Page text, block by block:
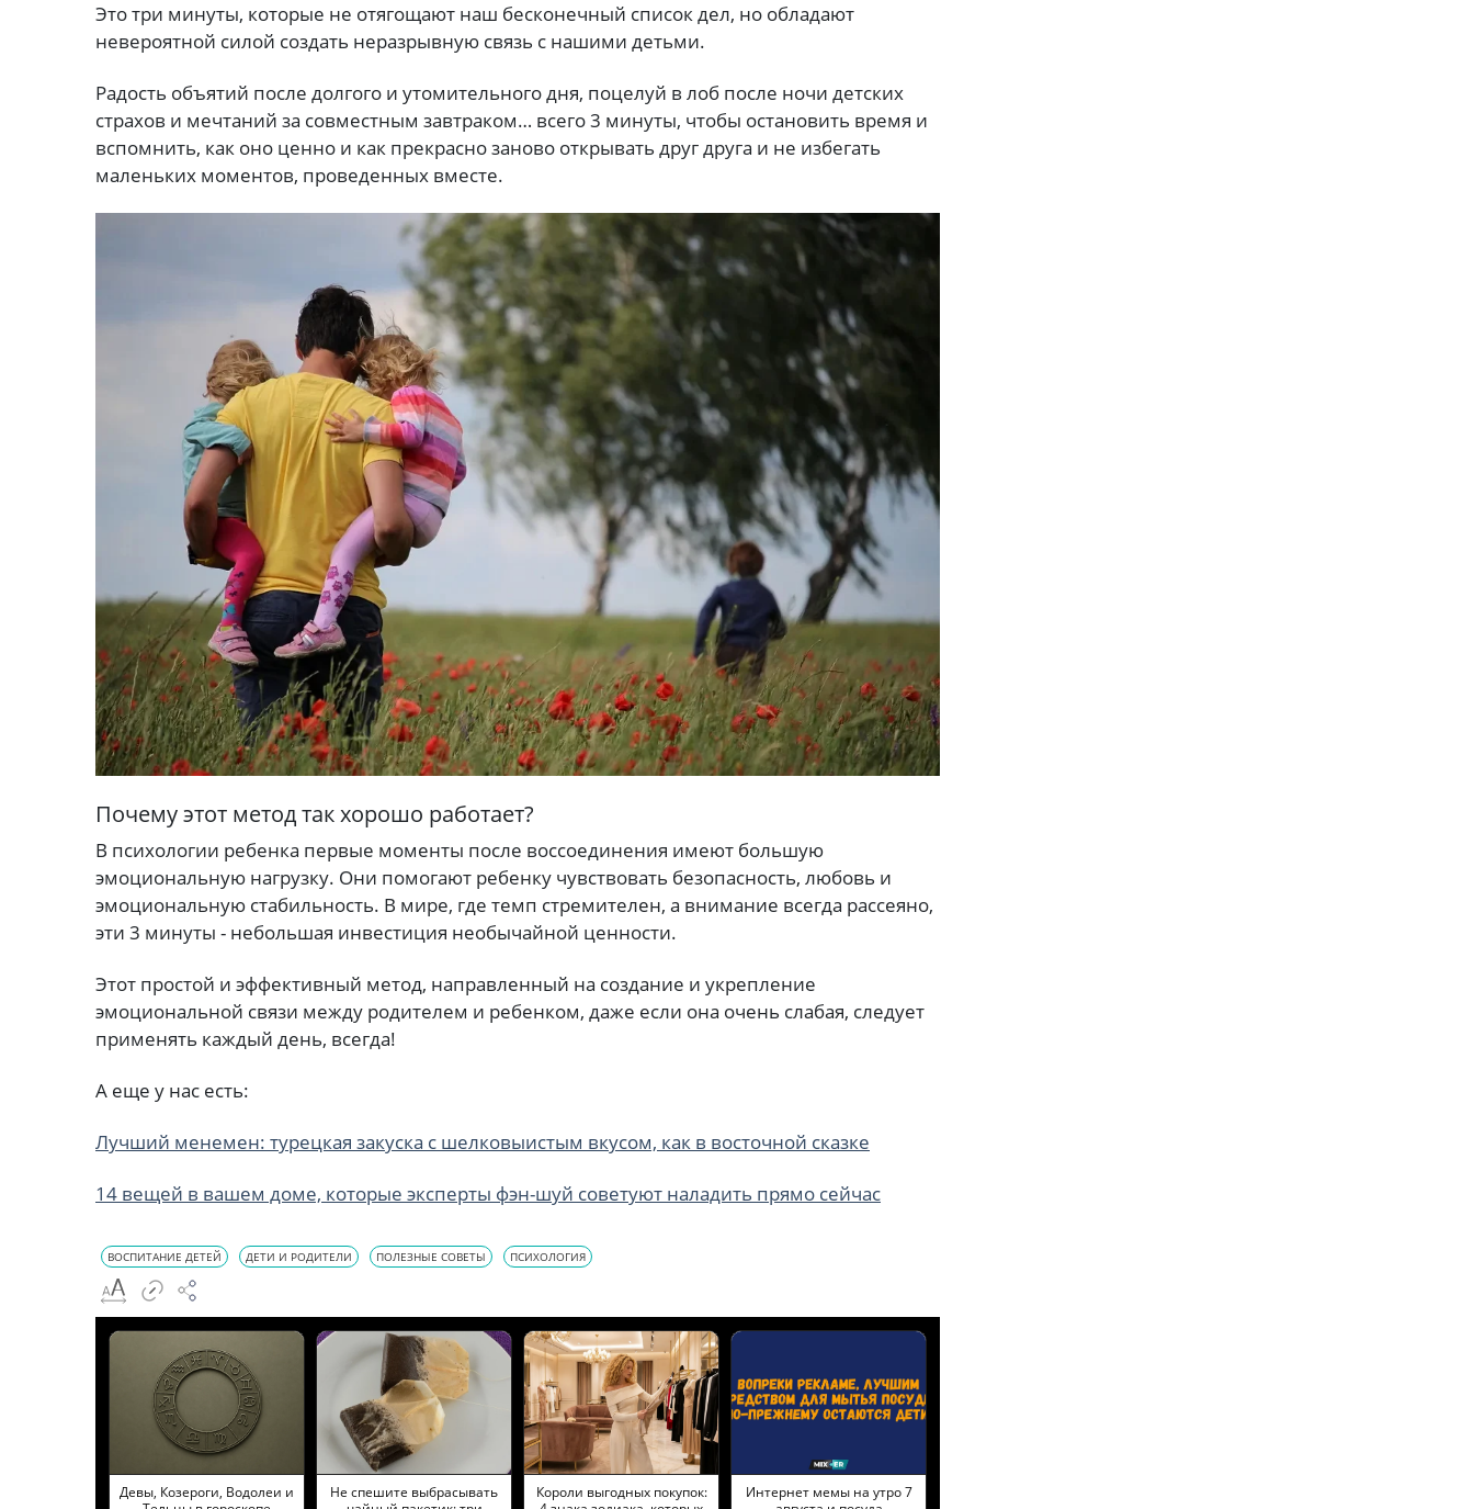
Это три минуты, которые не отягощают наш бесконечный список дел, но обладают
невероятной силой создать неразрывную связь с нашими детьми.
Радость объятий после долгого и утомительного дня, поцелуй в лоб после ночи детских
страхов и мечтаний за совместным завтраком… всего 3 минуты, чтобы остановить время и
вспомнить, как оно ценно и как прекрасно заново открывать друг друга и не избегать
маленьких моментов, проведенных вместе.
Почему этот метод так хорошо работает?
В психологии ребенка первые моменты после воссоединения имеют большую
эмоциональную нагрузку. Они помогают ребенку чувствовать безопасность, любовь и
эмоциональную стабильность. В мире, где темп стремителен, а внимание всегда рассеяно,
эти 3 минуты - небольшая инвестиция необычайной ценности.
Этот простой и эффективный метод, направленный на создание и укрепление
эмоциональной связи между родителем и ребенком, даже если она очень слабая, следует
применять каждый день, всегда!
А еще у нас есть:
Лучший менемен: турецкая закуска с шелковыистым вкусом, как в восточной сказке
14 вещей в вашем доме, которые эксперты фэн-шуй советуют наладить прямо сейчас
ВОСПИТАНИЕ ДЕТЕЙ ДЕТИ И РОДИТЕЛИ ПОЛЕЗНЫЕ СОВЕТЫ ПСИХОЛОГИЯ
Девы, Козероги, Водолеи и
Не спешите выбрасывать
Короли выгодных покупок:
Интернет мемы на утро 7